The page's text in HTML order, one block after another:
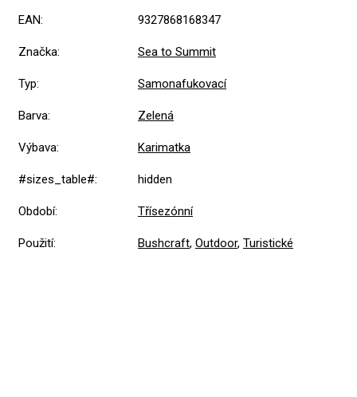
EAN: 9327868168347
Značka: Sea to Summit
Typ: Samonafukovací
Barva: Zelená
Výbava: Karimatka
#sizes_table#: hidden
Období: Třísezónní
Použití: Bushcraft, Outdoor, Turistické